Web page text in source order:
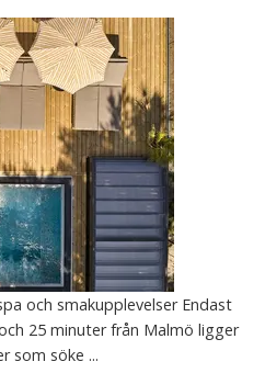
och smakupplevelser Endast
25 minuter från Malmö ligger
som söke ...